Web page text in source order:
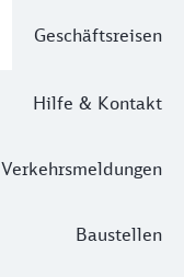
Geschäftsreisen
Hilfe & Kontakt
Verkehrsmeldungen
Baustellen